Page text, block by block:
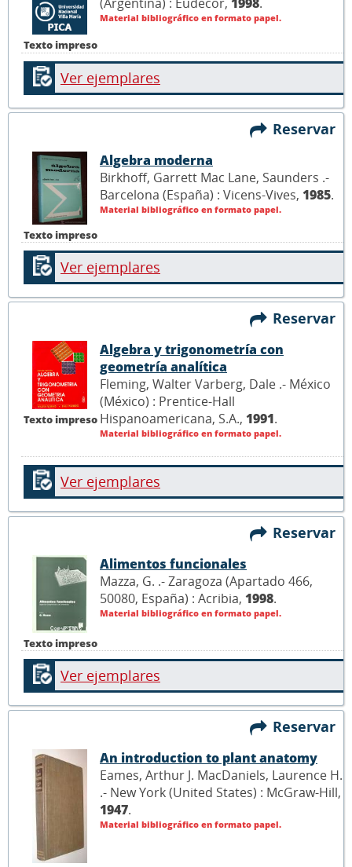
Texto impreso
Material bibliográfico en formato papel.
Ver ejemplares
Reservar
Texto impreso
Algebra moderna
Birkhoff, Garrett Mac Lane, Saunders .-
Barcelona (España) : Vicens-Vives, 1985.
Material bibliográfico en formato papel.
Ver ejemplares
Reservar
Texto impreso
Algebra y trigonometría con
geometría analítica
Fleming, Walter Varberg, Dale .- México
(México) : Prentice-Hall
Hispanoamericana, S.A., 1991.
Material bibliográfico en formato papel.
Ver ejemplares
Reservar
Texto impreso
Alimentos funcionales
Mazza, G. .- Zaragoza (Apartado 466,
50080, España) : Acribia, 1998.
Material bibliográfico en formato papel.
Ver ejemplares
Reservar
An introduction to plant anatomy
Eames, Arthur J. MacDaniels, Laurence H.
.- New York (United States) : McGraw-Hill,
1947.
Material bibliográfico en formato papel.